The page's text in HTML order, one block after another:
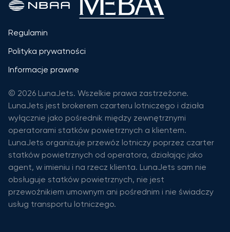
Regulamin
Polityka prywatności
Informacje prawne
© 2026 LunaJets. Wszelkie prawa zastrzeżone.
LunaJets jest brokerem czarteru lotniczego i działa
wyłącznie jako pośrednik między zewnętrznymi
operatorami statków powietrznych a klientem.
LunaJets organizuje przewóz lotniczy poprzez czarter
statków powietrznych od operatora, działając jako
agent, w imieniu i na rzecz klienta. LunaJets sam nie
obsługuje statków powietrznych, nie jest
przewoźnikiem umownym ani pośrednim i nie świadczy
usług transportu lotniczego.